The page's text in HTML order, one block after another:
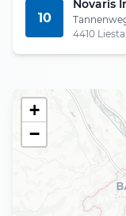
10
Novaris
4410 Liestal
+
−